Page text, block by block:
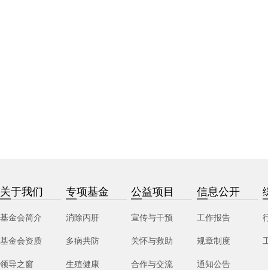
关于我们
基金会简介
基金会资质
领导之窗
专项基金
消除丙肝
多病共防
生殖健康
公益项目
宣传与干预
关怀与救助
合作与交流
信息公开
工作报告
规章制度
通知公告